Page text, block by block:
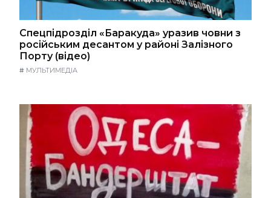
Спецпідрозділ «Баракуда» уразив човни з
російським десантом у районі Залізного
Порту (відео)
# МУЛЬТИМЕДІА